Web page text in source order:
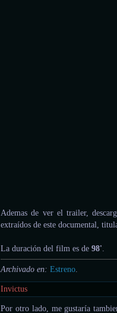
Ademas de ver el trailer,
extraídos de este documental,
La duración del film es de98'.
Archivado en: Estreno
Invictus
Por otro lado, me gustaría